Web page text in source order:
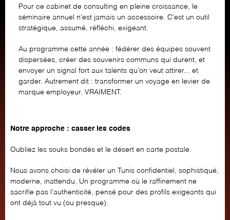
Pour ce cabinet de consulting en pleine croissance, le
séminaire annuel n'est jamais un accessoire. C'est un outil
stratégique, assumé, réfléchi, exigeant.
Au programme cette année : fédérer des équipes souvent
dispersées, créer des souvenirs communs qui durent, et
envoyer un signal fort aux talents qu'on veut attirer... et
garder. Autrement dit : transformer un voyage en levier de
marque employeur. VRAIMENT.
Notre approche : casser les codes
Oubliez les souks bondés et le désert en carte postale.
Nous avons choisi de révéler un Tunis confidentiel, sophistiqué,
moderne, inattendu. Un programme où le raffinement ne
sacrifie pas l'authenticité, pensé pour des profils exigeants qui
ont déjà tout vu (ou presque).